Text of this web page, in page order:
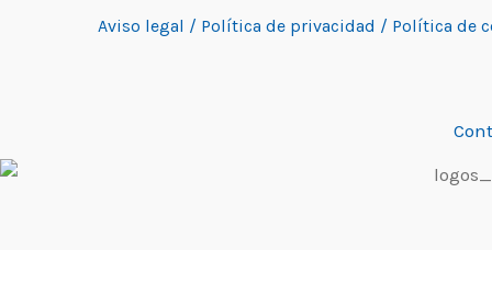
Aviso legal / Política de privacidad / Política de